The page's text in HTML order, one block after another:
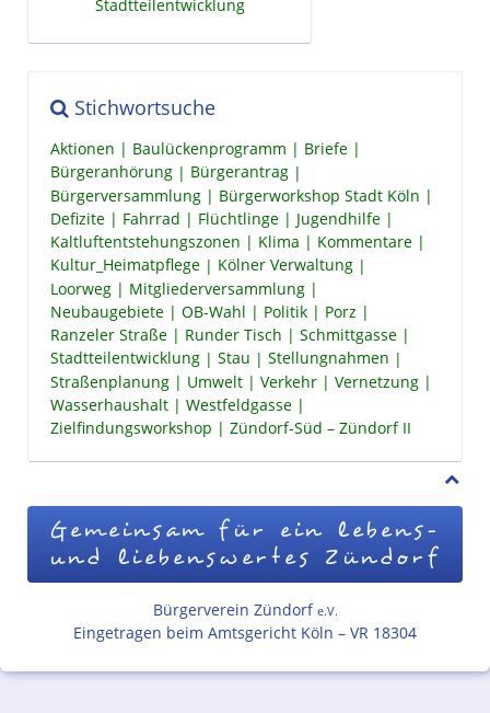
Stadtteilentwicklung
Stichwortsuche
Aktionen Baulückenprogramm
Briefe
Bürgeranhörung
Bürgerantrag
Bürgerversammlung
Bürgerworkshop Stadt Köln
Defizite
Fahrrad Flüchtlinge
Jugendhilfe
Kaltluftentstehungszonen
Klima
Kommentare
Kultur_Heimatpflege
Kölner Verwaltung
Loorweg
Mitgliederversammlung
Neubaugebiete
OB-Wahl Politik
Porz
Ranzeler Straße
Runder Tisch
Schmittgasse
Stadtteilentwicklung
Stau
Stellungnahmen
Straßenplanung
Umwelt Verkehr
Vernetzung
Wasserhaushalt
Westfeldgasse
Zielfindungsworkshop
Zündorf-Süd – Zündorf II
Gemeinsam für ein lebens-
und liebenswertes Zündorf
Bürgerverein Zündorf e.V.
Eingetragen beim Amtsgericht Köln – VR 18304